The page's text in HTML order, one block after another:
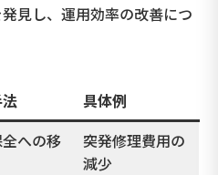
見し、運用効率の改善につ
具体例
への移
突発修理費用の
減少